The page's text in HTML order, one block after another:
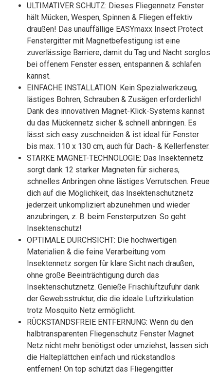
ULTIMATIVER SCHUTZ: Dieses Fliegennetz Fenster
hält Mücken, Wespen, Spinnen & Fliegen effektiv
draußen! Das unauffällige EASYmaxx Insect Protect
Fenstergitter mit Magnetbefestigung ist eine
zuverlässige Barriere, damit du Tag und Nacht sorglos
bei offenem Fenster essen, entspannen & schlafen
kannst.
EINFACHE INSTALLATION: Kein Spezialwerkzeug,
lästiges Bohren, Schrauben & Zusägen erforderlich!
Dank des innovativen Magnet-Klick-Systems kannst
du das Mückennetz sicher & schnell anbringen. Es
lässt sich easy zuschneiden & ist ideal für Fenster
bis max. 110 x 130 cm, auch für Dach- & Kellerfenster.
STARKE MAGNET-TECHNOLOGIE: Das Insektennetz
sorgt dank 12 starker Magneten für sicheres,
schnelles Anbringen ohne lästiges Verrutschen. Freue
dich auf die Möglichkeit, das Insektenschutznetz
jederzeit unkompliziert abzunehmen und wieder
anzubringen, z. B. beim Fensterputzen. So geht
Insektenschutz!
OPTIMALE DURCHSICHT: Die hochwertigen
Materialien & die feine Verarbeitung vom
Insektennetz sorgen für klare Sicht nach draußen,
ohne große Beeinträchtigung durch das
Insektenschutznetz. Genieße Frischluftzufuhr dank
der Gewebsstruktur, die die ideale Luftzirkulation
trotz Mosquito Netz ermöglicht.
RÜCKSTANDSFREIE ENTFERNUNG: Wenn du den
halbtransparenten Fliegenschutz Fenster Magnet
Netz nicht mehr benötigst oder umziehst, lassen sich
die Halteplättchen einfach und rückstandlos
entfernen! On top schützt das Fliegengitter